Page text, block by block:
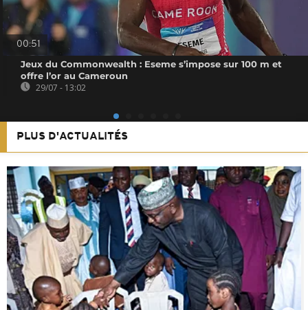
00:51
Jeux du Commonwealth : Eseme s’impose sur 100 m et
offre l’or au Cameroun
29/07 - 13:02
PLUS D'ACTUALITÉS